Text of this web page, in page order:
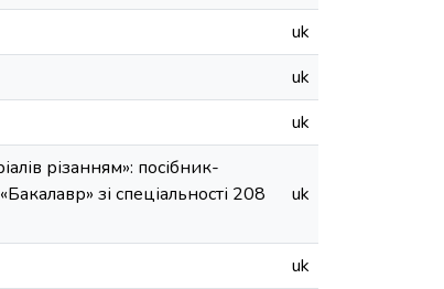
uk
uk
uk
різанням»: посібник-
зі спеціальності 208
uk
uk